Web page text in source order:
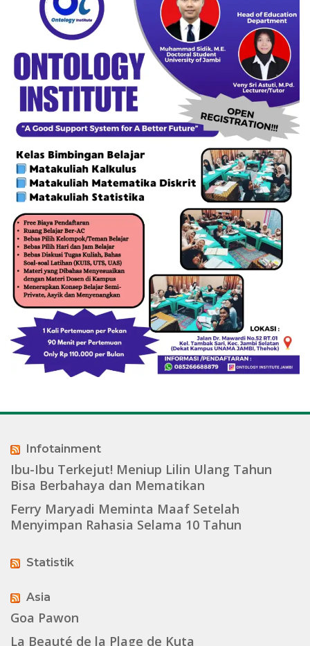
Infotainment
Ibu-Ibu Terkejut! Meniup Lilin Ulang Tahun
Bisa Berbahaya dan Mematikan
Ferry Maryadi Meminta Maaf Setelah
Menyimpan Rahasia Selama 10 Tahun
Statistik
Asia
Goa Pawon
La Beauté de la Plage de Kuta